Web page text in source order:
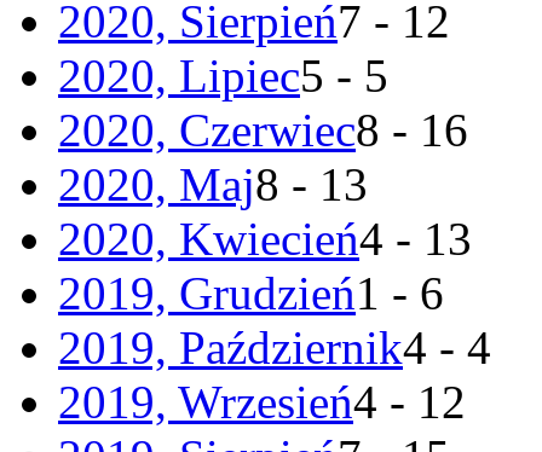
2020, Sierpień7 - 12
2020, Lipiec5 - 5
2020, Czerwiec8 - 16
2020, Maj8 - 13
2020, Kwiecień4 - 13
2019, Grudzień1 - 6
2019, Październik4 - 4
2019, Wrzesień4 - 12